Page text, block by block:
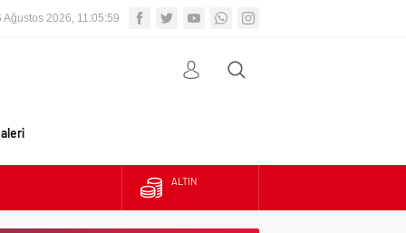
Ağustos 2026, 11:06:00
ALTIN
BIST